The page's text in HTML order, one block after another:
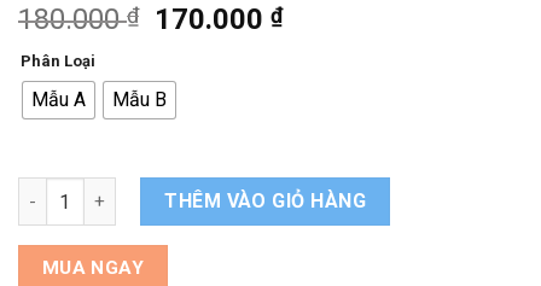
180.000₫
Giá
là:
180.000 ₫.
170.000₫Giá
Phân Loại
Mẫu A Mẫu B
Mang Cá Xe Galaxy 50cc Chính Hãng SYM số lượng
THÊM VÀO GIỎ HÀNG
MUA NGAY